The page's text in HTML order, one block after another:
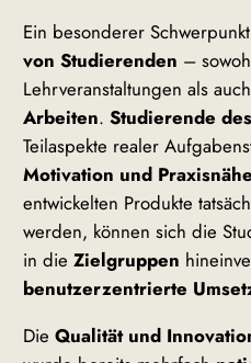
Ein besonderer
von Studierenden –
Lehrveranstaltungen als
Arbeiten.Studierende
Teilaspekte realer
Motivation und Praxisnähe
entwickelten Produkte
werden, können sich die
in dieZielgruppen
benutzerzentrierte
DieQualität und